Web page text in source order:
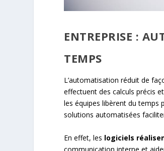
ENTREPRISE :
TEMPS
L’automatisation réduit de
effectuent des calculs précis
les équipes libèrent du temps
solutions automatisées
En effet, les logiciels
communication interne et